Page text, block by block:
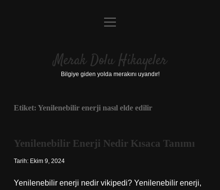
Anasayfa
Yasal Uyarı
menüyü
Merak Dolu Hikayeler
Bilgiye giden yolda merakını uyandır!
Etiket: Yenilenebilir enerji nasıl elde edilir
Yenilenebilir Enerji Nedir Kısaca Tanımı
Tarih: Ekim 9, 2024
Yenilenebilir enerji nedir vikipedi? Yenilenebilir enerji,